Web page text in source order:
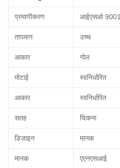
प्रमाणीकरण आईएसओ 9001
तापमान उच्च
आकार गोल
मोटाई स्वनिर्धारित
आकार स्वनिर्धारित
सतह चिकना
डिज़ाइन मानक
मानक एएनएसआई